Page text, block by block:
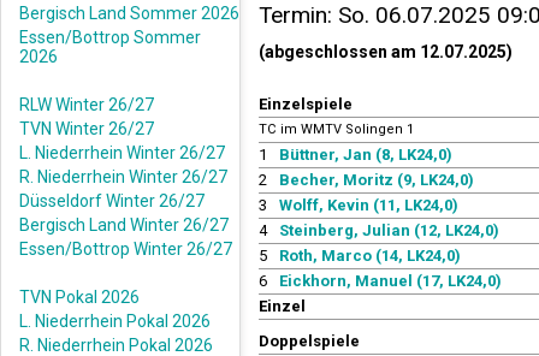
Bergisch Land Sommer 2026
Essen/Bottrop Sommer
2026
RLW Winter 26/27
TVN Winter 26/27
L. Niederrhein Winter 26/27
R. Niederrhein Winter 26/27
Düsseldorf Winter 26/27
Bergisch Land Winter 26/27
Essen/Bottrop Winter 26/27
TVN Pokal 2026
L. Niederrhein Pokal 2026
R. Niederrhein Pokal 2026
Termin: So. 06.07.2025
(abgeschlossen am 12.07.2025)
Einzelspiele
TC im WMTV Solingen 1
1
Büttner, Jan (8, LK24,0)
2
Becher, Moritz (9, LK24,0)
3
Wolff, Kevin (11, LK24,0)
4
Steinberg, Julian (12, LK24,0)
5
Roth, Marco (14, LK24,0)
6
Eickhorn, Manuel (17, LK24,0)
Einzel
Doppelspiele